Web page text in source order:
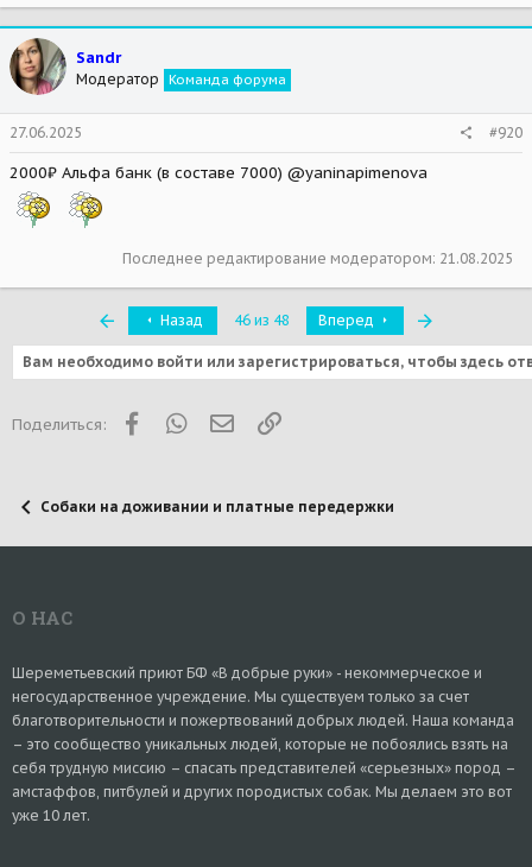
Sandr
Модератор Команда форума
27.06.2025 #920
2000₽ Альфа банк (в составе 7000) @yaninapimenova
Последнее редактирование модератором: 21.08.2025
ПервыйНазад 46 из 48 Вперед
Вам необходимо войти или зарегистрироваться, чтобы здесь
Поделиться: FacebookWhatsAppЭлектронная почта
Ссылка
Собаки на доживании и платные передержки
О НАС
Шереметьевский приют БФ «В добрые руки» - некоммерческое и
негосударственное учреждение. Мы существуем только за счет
благотворительности и пожертвований добрых людей. Наша команда
– это сообщество уникальных людей, которые не побоялись взять на
себя трудную миссию – спасать представителей «серьезных» пород –
амстаффов, питбулей и других породистых собак. Мы делаем это вот
уже 10 лет.